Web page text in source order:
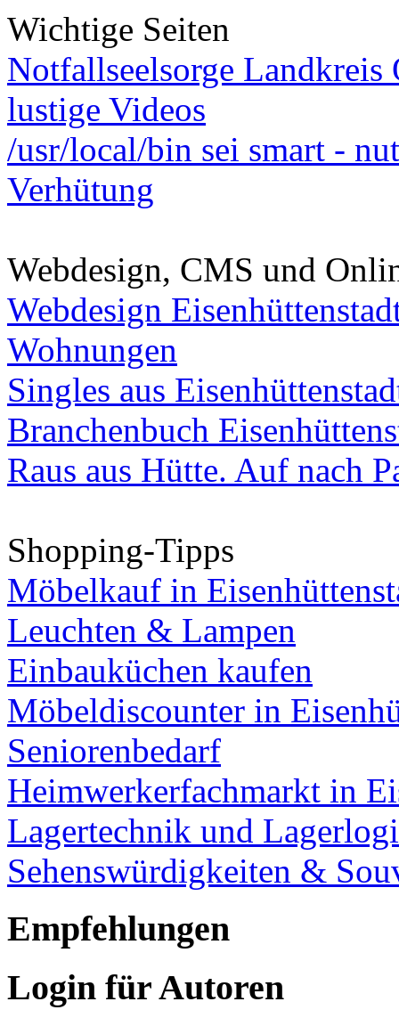
Wichtige Seiten
Notfallseelsorge Landkreis
lustige Videos
/usr/local/bin sei smart -
Verhütung
Webdesign, CMS und
Webdesign
Wohnungen
Singles aus
Branchenbuch
Raus aus Hütte. Auf nach
Shopping-Tipps
Möbelkauf in
Leuchten & Lampen
Einbauküchen kaufen
Möbeldiscounter in
Seniorenbedarf
Heimwerkerfachmarkt in
Lagertechnik und
Sehenswürdigkeiten &
Empfehlungen
Login für Autoren